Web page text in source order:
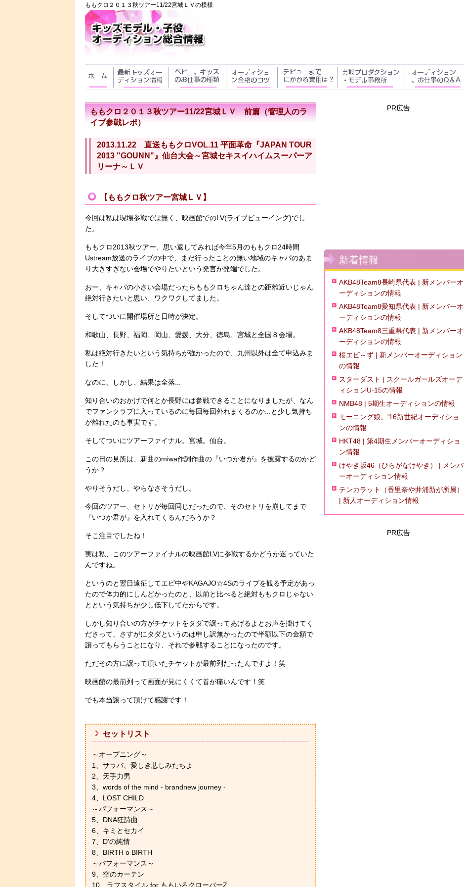
ももクロ２０１３秋ツアー11/22宮城ＬＶの模様
ももクロ２０１３秋ツアー11/22宮城ＬＶ 前篇（管理人のラ
イブ参戦レポ）
2013.11.22 直送ももクロVOL.11 平面革命『JAPAN TOUR
2013 "GOUNN"』仙台大会～宮城セキスイハイムスーパーア
リーナ～ＬＶ
【ももクロ秋ツアー宮城ＬＶ】
今回は私は現場参戦では無く、映画館でのLV(ライブビューイング)でし
た。
ももクロ2013秋ツアー、思い返してみれば今年5月のももクロ24時間
Ustream放送のライブの中で、まだ行ったことの無い地域のキャパのあま
り大きすぎない会場でやりたいという発言が発端でした。
おー、キャパの小さい会場だったらももクロちゃん達との距離近いじゃん
絶対行きたいと思い、ワクワクしてました。
そしてついに開催場所と日時が決定。
和歌山、長野、福岡、岡山、愛媛、大分、徳島、宮城と全国８会場。
私は絶対行きたいという気持ちが強かったので、九州以外は全て申込みま
した！
なのに、しかし、結果は全落...
知り合いのおかげで何とか長野には参戦できることになりましたが、なん
でファンクラブに入っているのに毎回毎回外れまくるのか...と少し気持ち
が離れたのも事実です。
そしてついにツアーファイナル。宮城。仙台。
この日の見所は、新曲のmiwa作詞作曲の『いつか君が』を披露するのかど
うか？
やりそうだし、やらなさそうだし。
今回のツアー、セトリが毎回同じだったので、そのセトリを崩してまで
『いつか君が』を入れてくるんだろうか？
そこ注目でしたね！
実は私、このツアーファイナルの映画館LVに参戦するかどうか迷っていた
んですね。
というのと翌日遠征してエビ中やKAGAJO☆4Sのライブを観る予定があっ
たので体力的にしんどかったのと、以前と比べると絶対ももクロじゃない
とという気持ちが少し低下してたからです。
しかし知り合いの方がチケットをタダで譲ってあげるよとお声を掛けてく
ださって、さすがにタダというのは申し訳無かったので半額以下の金額で
譲ってもらうことになり、それで参戦することになったのです。
ただその方に譲って頂いたチケットが最前列だったんですよ！笑
映画館の最前列って画面が見にくくて首が痛いんです！笑
でも本当譲って頂けて感謝です！
セットリスト
～オープニング～
1、サラバ、愛しき悲しみたちよ
2、天手力男
3、words of the mind - brandnew journey -
4、LOST CHILD
～パフォーマンス～
5、DNA狂詩曲
6、キミとセカイ
7、D'の純情
8、BIRTH o BIRTH
～パフォーマンス～
9、空のカーテン
10、ラフスタイル for ももいろクローバーZ
PR広告
新着情報
AKB48Team8長崎県代表 | 新メンバーオ
ーディションの情報
AKB48Team8愛知県代表 | 新メンバーオ
ーディションの情報
AKB48Team8三重県代表 | 新メンバーオ
ーディションの情報
桜エビ～ず | 新メンバーオーディション
の情報
スターダスト | スクールガールズオーデ
ィションU-15の情報
NMB48 | 5期生オーディションの情報
モーニング娘。'16新世紀オーディショ
ンの情報
HKT48 | 第4期生メンバーオーディショ
ン情報
けやき坂46（ひらがなけやき） | メンバ
ーオーディション情報
テンカラット（香里奈や井浦新が所属）
| 新人オーディション情報
PR広告